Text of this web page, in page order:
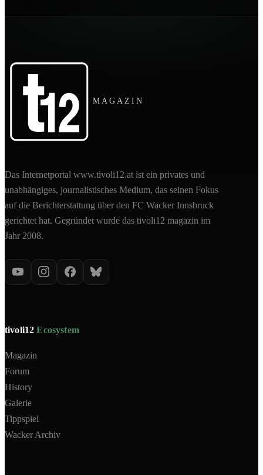
MAGAZIN
Das Internetportal www.tivoli12.at ist ein privates und
unabhängiges, journalistisches Medium, das seinen Fokus
auf die Berichterstattung über den FC Wacker Innsbruck
gerichtet hat. Gegründet wurde das tivoli12 magazin im
Jahr 2008.
tivoli12Ecosystem
Magazin
Forum
History
Galerie
Tippspiel
Wacker Archiv